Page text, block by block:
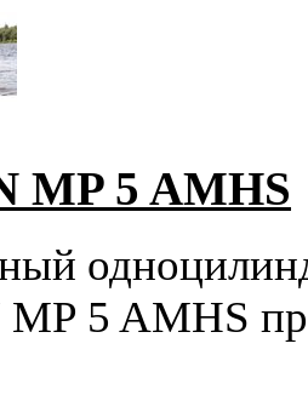
MP 5 AMHS
5 AMHS